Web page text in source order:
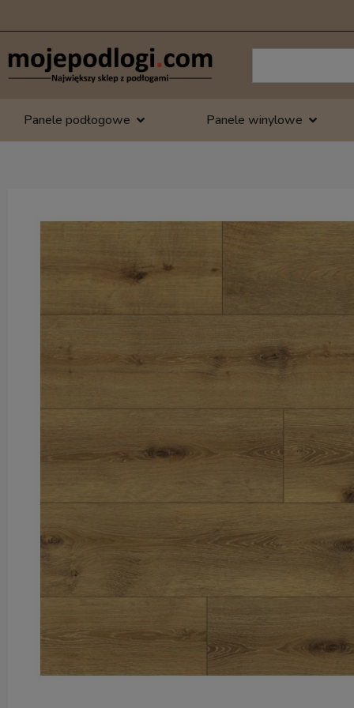
Panele podłogowe Panele winylowe